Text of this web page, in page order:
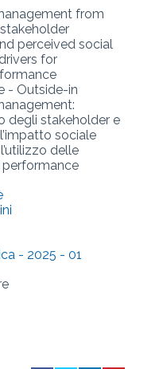
from
perceived social
for
- Outside-in
degli stakeholder e
sociale
delle
- 2025 - 01